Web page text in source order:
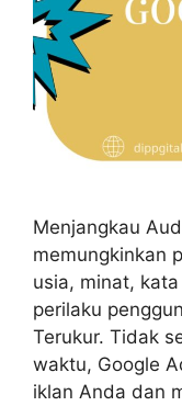
Menjangkau
memungkinkan
usia, minat,
perilaku
Terukur. Tidak
waktu, Google
iklan Anda dan